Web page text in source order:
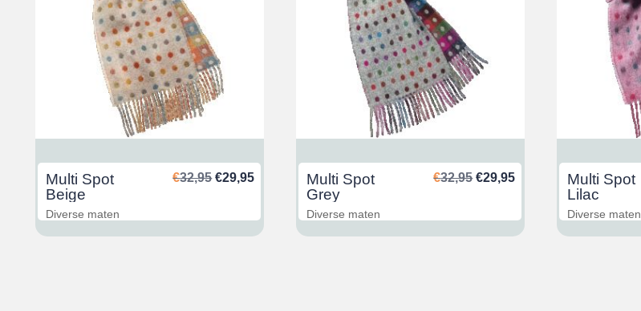
Multi Spot
Beige
€32,95 Oorspronkelijke
€32,95.
€29,95Huidige
€29,95.
Diverse maten
Multi Spot
Grey
€32,95 Oorspronkelijke
€32,95.
€29,95Huidige
€29,95.
Diverse maten
Multi Spot
Lilac
Diverse maten